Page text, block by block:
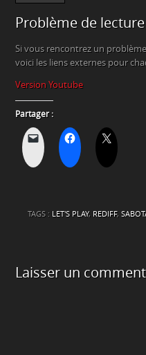
Problème de lecture
Si vous rencontrez un
voici les liens externes pour
Version Youtube
Partager :
TAGS : LET'S PLAY, REDIFF,
Laisser un